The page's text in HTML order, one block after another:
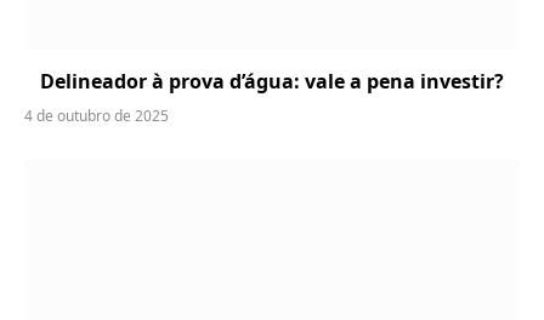
Delineador à prova d’água: vale a pena investir?
4 de outubro de 2025